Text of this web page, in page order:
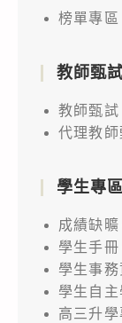
榜單專區
教師甄試
教師甄試
代理教師
學生專區
成績缺曠
學生手冊
學生事務
學生自主
高三升學